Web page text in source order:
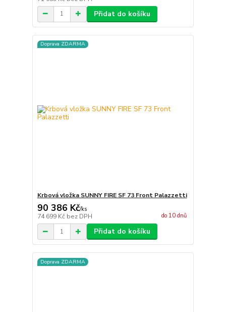
Přidat do košíku
Doprava ZDARMA
Krbová vložka SUNNY FIRE SF 73 Front Palazzetti
90 386 Kč/ks
74 699 Kč bez DPH do 10 dnů
Přidat do košíku
Doprava ZDARMA